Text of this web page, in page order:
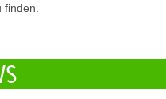
finden.